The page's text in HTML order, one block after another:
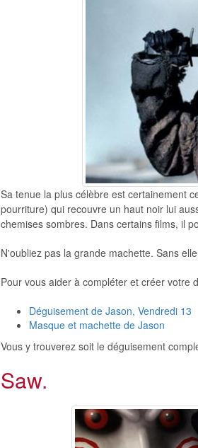
Sa tenue la plus célèbre est certainement
pourriture) qui recouvre un haut noir lui
chemises sombres. Dans certains films, il
N'oubliez pas la grande machette. Sans
Pour vous aider à compléter et créer votre
Déguisement de Jason, Vendredi 13
Masque et machette de Jason
Vous y trouverez soit le déguisement
Saw.